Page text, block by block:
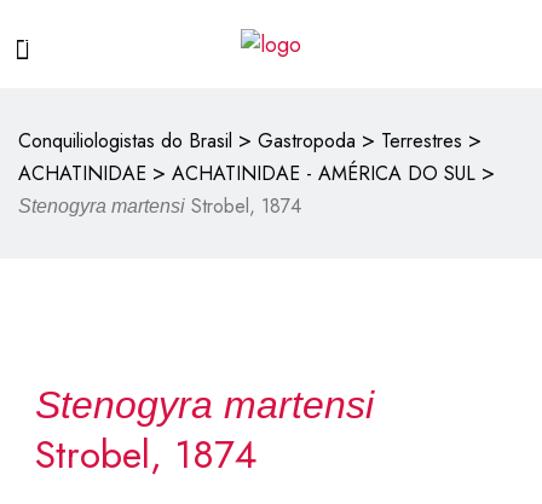
Conquiliologistas do Brasil > Gastropoda > Terrestres >
ACHATINIDAE > ACHATINIDAE - AMÉRICA DO SUL >
Stenogyra martensi Strobel, 1874
Stenogyra martensi
Strobel, 1874